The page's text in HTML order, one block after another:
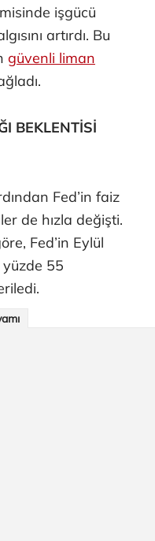
işgücü
artırdı. Bu
güvenli liman
BEKLENTİSİ
Fed’in faiz
de hızla değişti.
Fed’in Eylül
55